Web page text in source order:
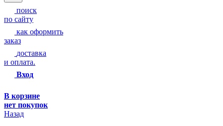
поиск
по сайту
как оформить
заказ
доставка
и оплата.
Вход
В корзине
нет покупок
Назад